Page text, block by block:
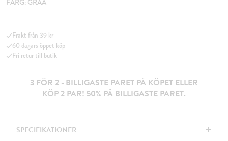
FÄRG: GRÅA
Frakt från 39 kr
60 dagars öppet köp
Fri retur till butik
3 FÖR 2 - BILLIGASTE PARET PÅ KÖPET ELLER
KÖP 2 PAR! 50% PÅ BILLIGASTE PARET.
SPECIFIKATIONER +